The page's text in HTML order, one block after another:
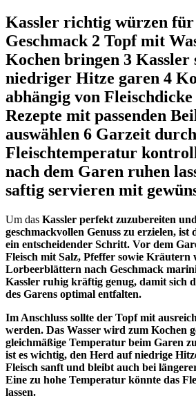
Kassler richtig würzen für
Geschmack 2 Topf mit
Kochen bringen 3 Kassler
niedriger Hitze garen 4
abhängig von
Rezepte mit passenden
auswählen 6 Garzeit durch
Fleischtemperatur
nach dem Garen ruhen
saftig servieren mit
Um das Kassler perfekt zuzubereiten
geschmackvollen Genuss zu erzielen,
ein entscheidender Schritt. Vor dem
Fleisch mit Salz, Pfeffer sowie Kräutern
Lorbeerblättern nach Geschmack
Kassler ruhig kräftig genug, damit sich
des Garens optimal entfalten.
Im Anschluss sollte der Topf mit
werden. Das Wasser wird zum Kochen
gleichmäßige Temperatur beim Garen
ist es wichtig, den Herd auf niedrige
Fleisch sanft und bleibt auch bei
Eine zu hohe Temperatur könnte das
lassen.